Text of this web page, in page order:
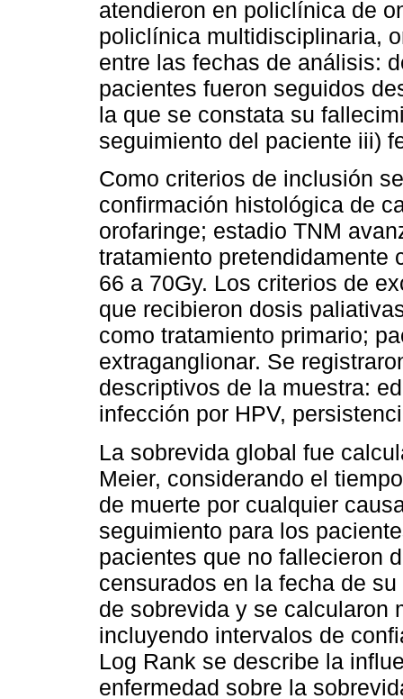
atendieron en policlínica de
policlínica multidisciplinaria,
entre las fechas de análisis:
pacientes fueron seguidos
la que se constata su
seguimiento del paciente iii)
Como criterios de inclusión
confirmación histológica de
orofaringe; estadio TNM
tratamiento pretendidamente
66 a 70Gy. Los criterios de
que recibieron dosis
como tratamiento primario;
extraganglionar. Se
descriptivos de la muestra:
infección por HPV,
La sobrevida global fue
Meier, considerando el
de muerte por cualquier
seguimiento para los
pacientes que no fallecieron
censurados en la fecha de
de sobrevida y se calcularon
incluyendo intervalos de
Log Rank se describe la
enfermedad sobre la